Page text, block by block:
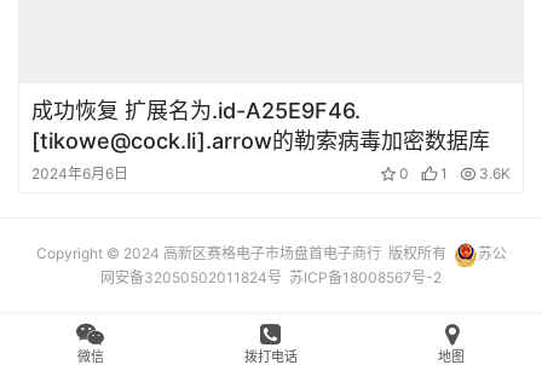
成功恢复 扩展名为.id-A25E9F46.
[tikowe@cock.li].arrow的勒索病毒加密数据库
2024年6月6日 0 1 3.6K
Copyright © 2024 高新区赛格电子市场盘首电子商行 版权所有
苏公
网安备32050502011824号 苏ICP备18008567号-2
微信 拨打电话 地图